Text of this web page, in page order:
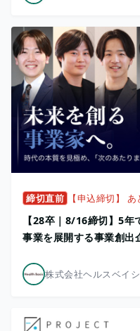
締切直前 【申込締切】
【28卒｜8/16締切】5
事業を展開する事業創出
株式会社ヘルスベイ